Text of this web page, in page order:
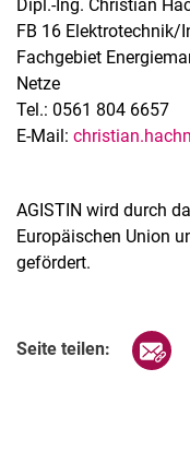
Dipl.-Ing. Christian
FB 16 Elektrotechnik/
Fachgebiet
Netze
Tel.: 0561 804 6657
E-Mail:
AGISTIN wird durch
Europäischen Union
gefördert.
Seite teilen: